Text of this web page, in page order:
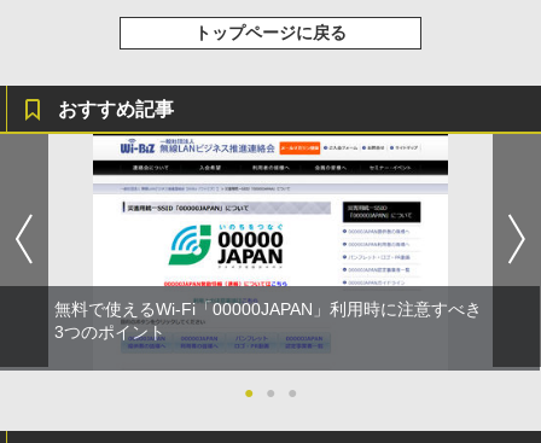
トップページに戻る
おすすめ記事
無料で使えるWi-Fi「00000JAPAN」利用時に注意すべき
3つのポイント
● ● ●